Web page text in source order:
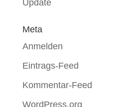
Update
Meta
Anmelden
Eintrags-Feed
Kommentar-Feed
WordPress.org